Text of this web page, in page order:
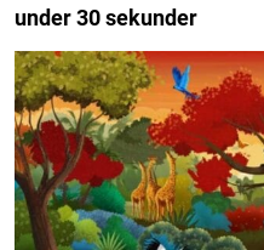
under 30 sekunder